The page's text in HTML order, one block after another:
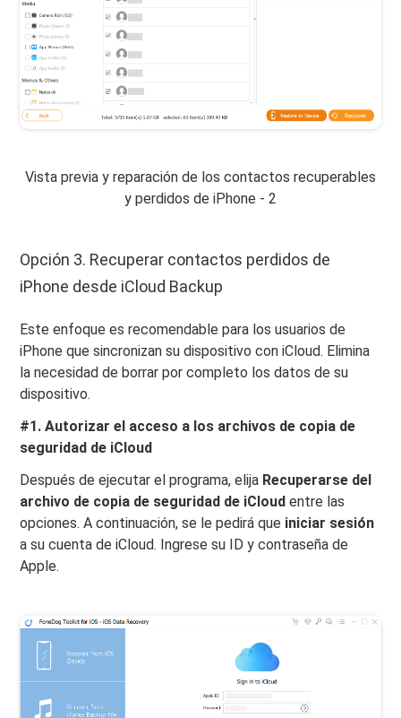
Vista previa y reparación de los contactos recuperables
y perdidos de iPhone - 2
Opción 3. Recuperar contactos perdidos de
iPhone desde iCloud Backup
Este enfoque es recomendable para los usuarios de
iPhone que sincronizan su dispositivo con iCloud. Elimina
la necesidad de borrar por completo los datos de su
dispositivo.
#1. Autorizar el acceso a los archivos de copia de
seguridad de iCloud
Después de ejecutar el programa, elija Recuperarse del
archivo de copia de seguridad de iCloud entre las
opciones. A continuación, se le pedirá que iniciar sesión
a su cuenta de iCloud. Ingrese su ID y contraseña de
Apple.